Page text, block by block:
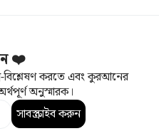
❤️
করতে এবং কুরআনের
অনুস্মারক।
সাবস্ক্রাইব করুন